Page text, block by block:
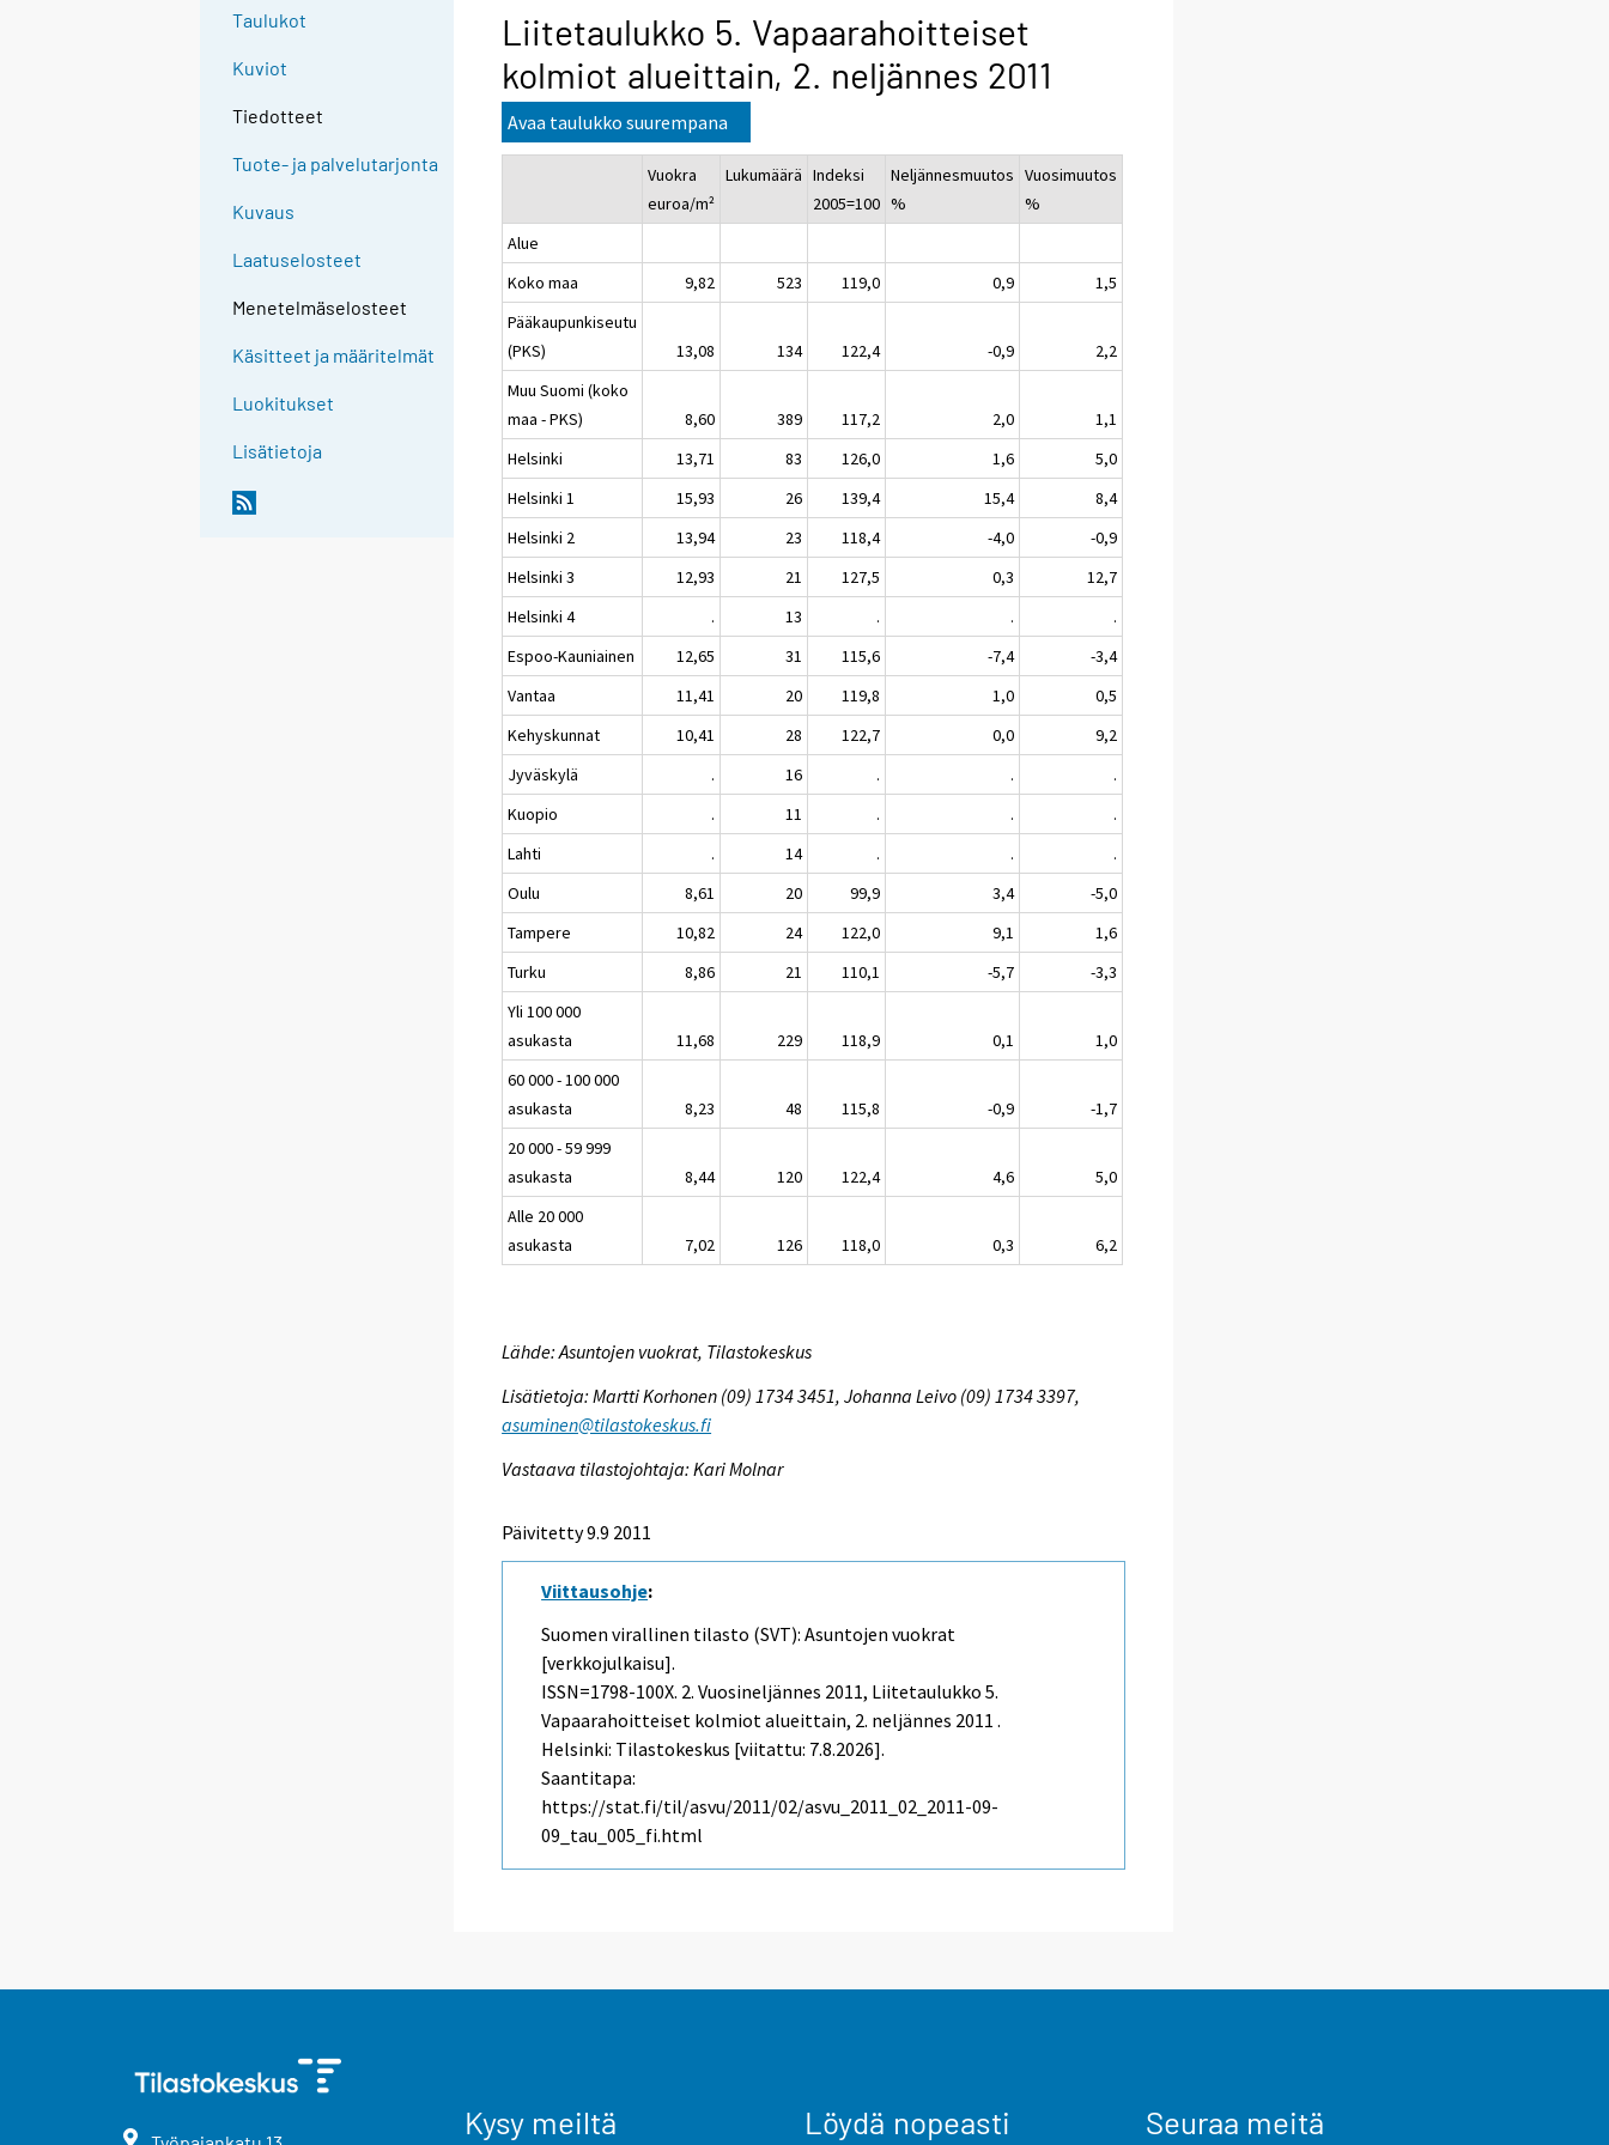
Taulukot
Kuviot
Tiedotteet
Tuote- ja palvelutarjonta
Kuvaus
Laatuselosteet
Menetelmäselosteet
Käsitteet ja määritelmät
Luokitukset
Lisätietoja
Liitetaulukko 5. Vapaarahoitteiset
kolmiot alueittain, 2. neljännes 2011
Avaa taulukko suurempana
Vuokra
euroa/m²
Lukumäärä Indeksi
2005=100
Neljännesmuutos
%
Vuosimuutos
%
Alue
Koko maa
9,82 523 119,0 0,9
1,5
Pääkaupunkiseutu
(PKS)
13,08 134 122,4 -0,9
2,2
Muu Suomi (koko
maa - PKS)
8,60 389 117,2 2,0
1,1
Helsinki
13,71 83 126,0 1,6
5,0
Helsinki 1
15,93 26 139,4 15,4
8,4
Helsinki 2
13,94 23 118,4 -4,0
-0,9
Helsinki 3
12,93 21 127,5 0,3
12,7
Helsinki 4
. 13 . .
.
Espoo-Kauniainen
12,65 31 115,6 -7,4
-3,4
Vantaa
11,41 20 119,8 1,0
0,5
Kehyskunnat
10,41 28 122,7 0,0
9,2
Jyväskylä
. 16 . .
.
Kuopio
. 11 . .
.
Lahti
. 14 . .
.
Oulu
8,61 20 99,9 3,4
-5,0
Tampere
10,82 24 122,0 9,1
1,6
Turku
8,86 21 110,1 -5,7
-3,3
Yli 100 000
asukasta
11,68 229 118,9 0,1
1,0
60 000 - 100 000
asukasta
8,23 48 115,8 -0,9
-1,7
20 000 - 59 999
asukasta
8,44 120 122,4 4,6
5,0
Alle 20 000
asukasta
7,02 126 118,0 0,3 6,2
Lähde: Asuntojen vuokrat, Tilastokeskus
Lisätietoja: Martti Korhonen (09) 1734 3451, Johanna Leivo (09) 1734 3397,
asuminen@tilastokeskus.fi
Vastaava tilastojohtaja: Kari Molnar
Päivitetty 9.9 2011
Viittausohje:
Suomen virallinen tilasto (SVT): Asuntojen vuokrat
[verkkojulkaisu].
ISSN=1798-100X. 2. Vuosineljännes 2011, Liitetaulukko 5.
Vapaarahoitteiset kolmiot alueittain, 2. neljännes 2011 .
Helsinki: Tilastokeskus [viitattu: 7.8.2026].
Saantitapa:
https://stat.fi/til/asvu/2011/02/asvu_2011_02_2011-09-
09_tau_005_fi.html
Kysy meiltä Löydä nopeasti Seuraa meitä